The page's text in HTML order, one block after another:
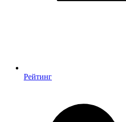
Рейтинг